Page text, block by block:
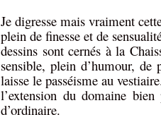
Je digresse mais vraiment
plein de finesse et de
dessins sont cernés à la
sensible, plein d’humour,
laisse le passéisme au
l’extension du domaine bien
d’ordinaire.